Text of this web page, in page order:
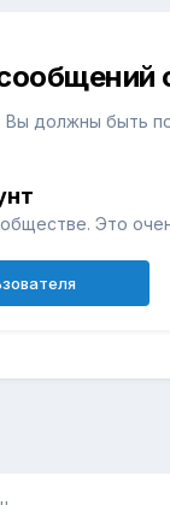
Вы должны быть
Это